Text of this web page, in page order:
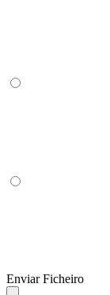
Enviar Ficheiro